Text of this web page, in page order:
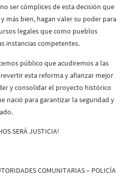
ser cómplices de esta decisión que
más bien, hagan valer su poder para
legales que como pueblos
instancias competentes.
público que acudiremos a las
esta reforma y afianzar mejor
y consolidar el proyecto histórico
nació para garantizar la seguridad y
SERÁ JUSTICIA!
COMUNITARIAS – POLICÍA